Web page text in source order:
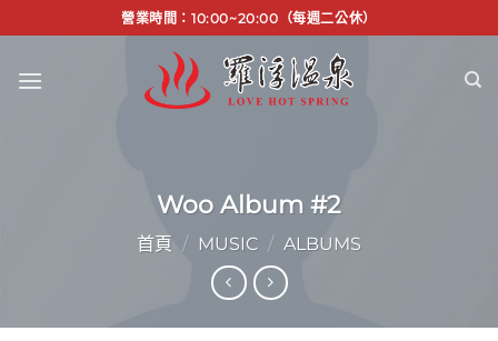
to
content
營業時間：10:00~20:00（每週二公休）
Woo Album #2
首頁 / MUSIC / ALBUMS